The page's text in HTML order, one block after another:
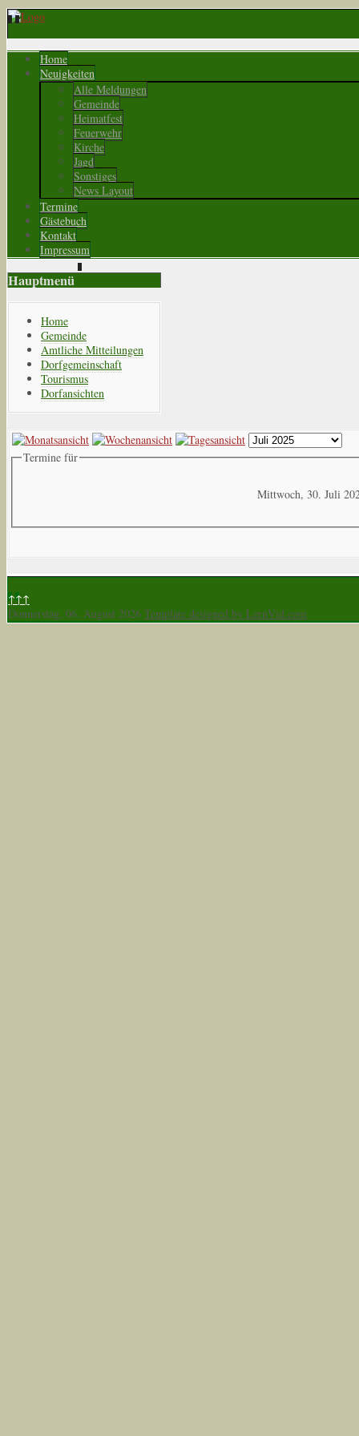
Home
Neuigkeiten
Alle Meldungen
Gemeinde
Heimatfest
Feuerwehr
Kirche
Jagd
Sonstiges
News Layout
Termine
Gästebuch
Kontakt
Impressum
Hauptmenü
Home
Gemeinde
Amtliche Mitteilungen
Dorfgemeinschaft
Tourismus
Dorfansichten
Termine für
Mittwoch, 30. Juli
↑↑↑
Donnerstag, 06. August 2026 Template designed by LernVid.com